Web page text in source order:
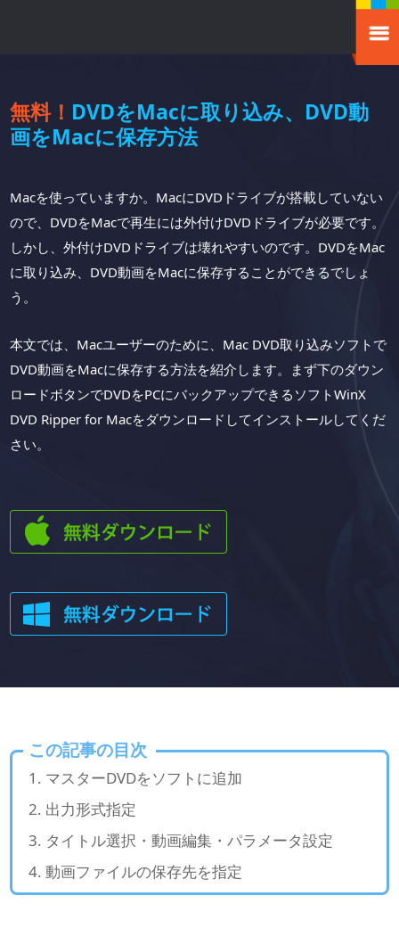
無料！ DVDをMacに取り込み、DVD動
画をMacに保存方法
Macを使っていますか。MacにDVDドライブが搭載していない
ので、DVDをMacで再生には外付けDVDドライブが必要です。
しかし、外付けDVDドライブは壊れやすいのです。DVDをMac
に取り込み、DVD動画をMacに保存することができるでしょ
う。
本文では、Macユーザーのために、Mac DVD取り込みソフトで
DVD動画をMacに保存する方法を紹介します。まず下のダウン
ロードボタンでDVDをPCにバックアップできるソフトWinX
DVD Ripper for Macをダウンロードしてインストールしてくだ
さい。
この記事の目次
マスターDVDをソフトに追加
出力形式指定
タイトル選択・動画編集・パラメータ設定
動画ファイルの保存先を指定